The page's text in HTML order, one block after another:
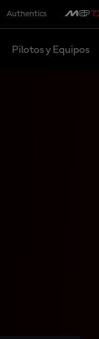
Authentics
Pilotos y Equipos